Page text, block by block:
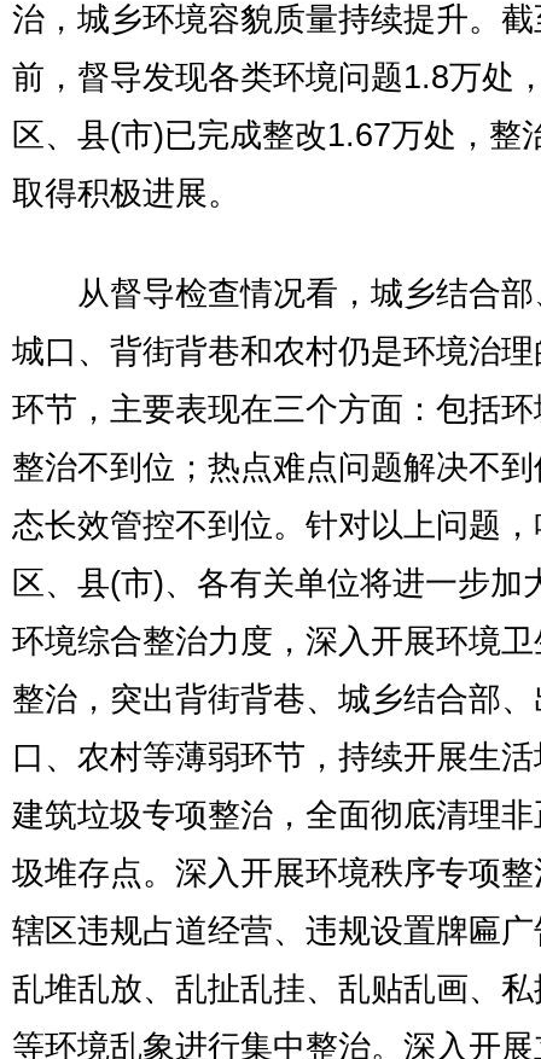
治，城乡环境容貌质量持续提升。
前，督导发现各类环境问题1.8万处
区、县(市)已完成整改1.67万处，整
取得积极进展。
从督导检查情况看，城乡结合部
城口、背街背巷和农村仍是环境治
环节，主要表现在三个方面：包括
整治不到位；热点难点问题解决不
态长效管控不到位。针对以上问题
区、县(市)、各有关单位将进一步加
环境综合整治力度，深入开展环境
整治，突出背街背巷、城乡结合部
口、农村等薄弱环节，持续开展生
建筑垃圾专项整治，全面彻底清理
圾堆存点。深入开展环境秩序专项
辖区违规占道经营、违规设置牌匾
乱堆乱放、乱扯乱挂、乱贴乱画、
等环境乱象进行集中整治。深入开